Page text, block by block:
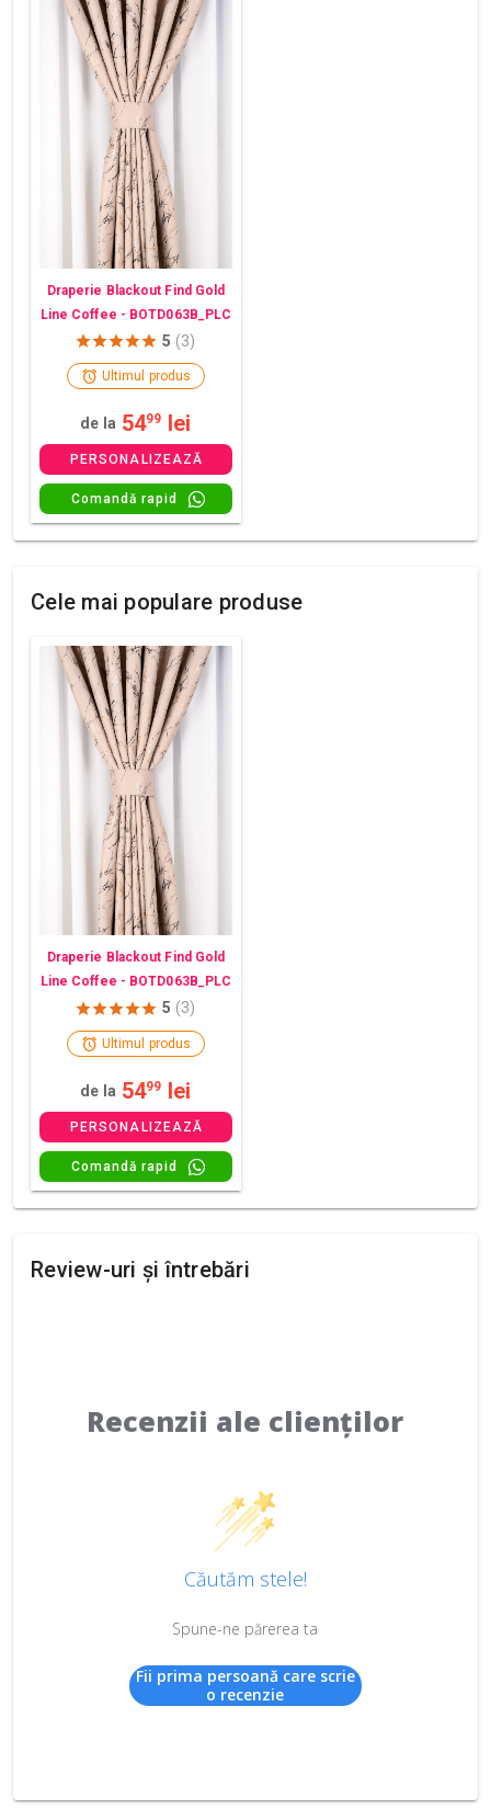
Draperie Blackout Find Gold
Line Coffee - BOTD063B_PLC
5 (3)
Ultimul produs
de la 5499 lei
PERSONALIZEAZĂ
Comandă rapid
Cele mai populare produse
Draperie Blackout Find Gold
Line Coffee - BOTD063B_PLC
5 (3)
Ultimul produs
de la 5499 lei
PERSONALIZEAZĂ
Comandă rapid
Review-uri și întrebări
Recenzii ale clienților
Căutăm stele!
Spune-ne părerea ta
Fii prima persoană care scrie
o recenzie